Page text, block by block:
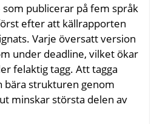
publicerar på fem språk
efter att källrapporten
Varje översatt version
under deadline, vilket ökar
felaktig tagg. Att tagga
bära strukturen genom
minskar största delen av